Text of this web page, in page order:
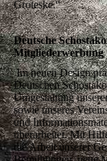
Groteske.“
Deutsche
Mitgliederwerbung
Im neuen Design
Deutschen
Umgestaltung
sowie unseres
und
überarbeitet. Mit
die Arbeit unserer